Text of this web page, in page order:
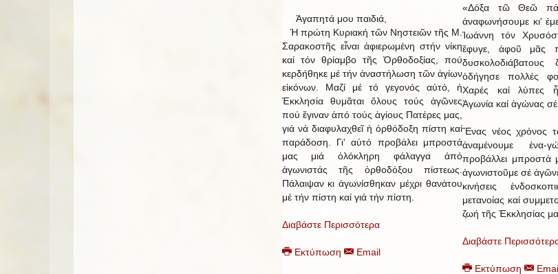
Ἀγαπητά μου παιδιά,
Ἡ πρώτη Κυριακή τῶν Νηστειῶν τῆς Μ.
Σαρακοστῆς εἶναι ἀφιερωμένη στήν νίκη
καί τόν θρίαμβο τῆς Ὀρθοδοξίας, πού
κερδήθηκε μέ τήν ἀναστήλωση τῶν ἁγίων
εἰκόνων. Μαζί μέ τό γεγονός αὐτό, ἡ
Ἐκκλησία θυμᾶται ὅλους τούς ἀγῶνες
πού ἔγιναν ἀπό τούς ἁγίους Πατέρες μας,
γιά νά διαφυλαχθεῖ ἡ ὀρθόδοξη πίστη καί
παράδοση. Γι' αὐτό προβάλει μπροστά
μας μιά ὁλόκληρη φάλαγγα ἀπό
ἀγωνιστάς τῆς ὀρθοδόξου πίστεως.
Πάλαιψαν κι ἀγωνίσθηκαν μέχρι θανάτου
μέ τήν πίστη καί γιά τήν πίστη.
Διαβάστε Περισσότερα
Εκτύπωση Email
«Δόξα τῶ Θεῶ
ἀναφωνήσουμε κι'
Ἰωάννη τόν
ἔφυγε, ἀφοῦ μᾶς
ὁδήγησε πολλές
Χαρές καί λύπες
Ἀγωνία καί ἀγώνας
Ἕνας νέος χρόνος
ἀναμένουμε
προβάλλει μπροστά
ἀγωνιστοῦμε σέ
κινήσεις
μετανοίας καί
ζωή τῆς Ἐκκλησίας
Διαβάστε
Εκτύπωση